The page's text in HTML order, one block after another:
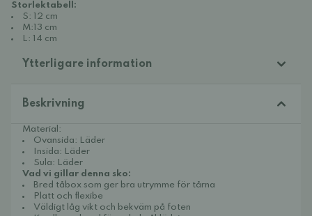
Storlektabell:
S: 12 cm
M:13 cm
L: 14 cm
Ytterligare information
Beskrivning
Material:
Ovansida: Läder
Insida: Läder
Sula: Läder
Vad vi gillar denna sko:
Bred tåbox som ger bra utrymme för tårna
Platt och flexibe
Väldigt låg vikt och bekväm på foten